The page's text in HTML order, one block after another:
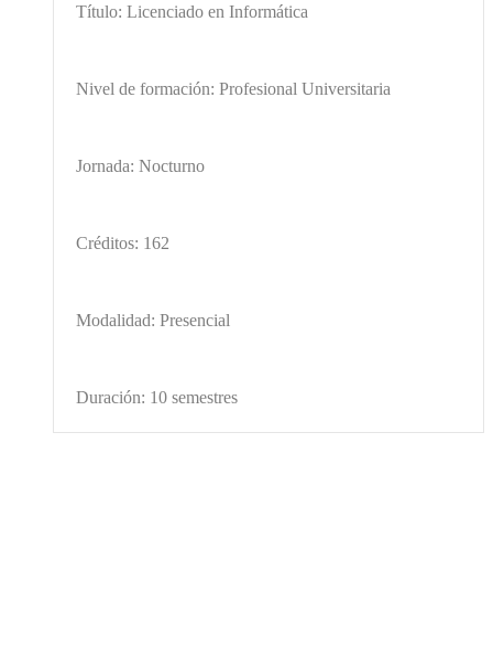
Título: Licenciado en Informática
Nivel de formación: Profesional Universitaria
Jornada: Nocturno
Créditos: 162
Modalidad: Presencial
Duración: 10 semestres